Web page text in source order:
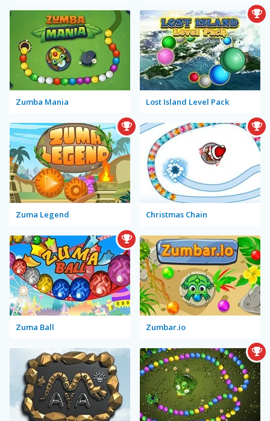
Zumba Mania Lost Island Level Pack
Zuma Legend Christmas Chain
Zuma Ball Zumbar.io